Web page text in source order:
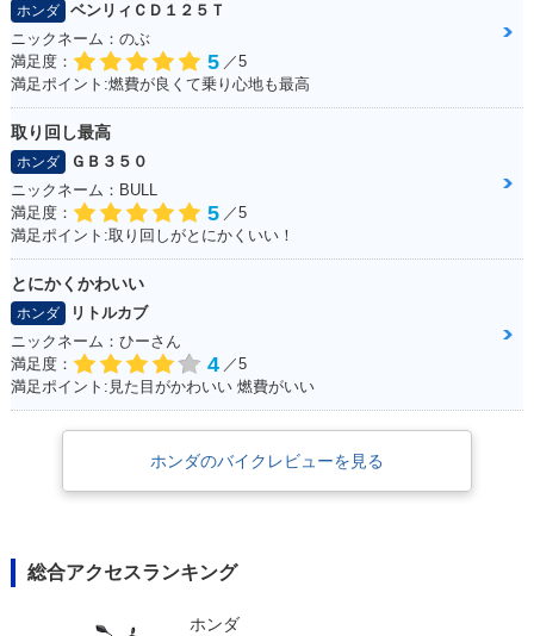
2004年 TODAY・カ
ラーチェンジ
2002年 TODAY・新
ホンダ
ベンリィＣＤ１２５Ｔ
ニックネーム：のぶ
満足度：
5 ／5
満足ポイント:燃費が良くて乗り心地も最高
取り回し最高
ホンダ
ＧＢ３５０
ニックネーム：BULL
満足度：
5 ／5
満足ポイント:取り回しがとにかくいい！
とにかくかわいい
ホンダ
リトルカブ
ニックネーム：ひーさん
満足度：
4 ／5
満足ポイント:見た目がかわいい 燃費がいい
ホンダのバイクレビューを見る
総合アクセスランキング
ホンダ